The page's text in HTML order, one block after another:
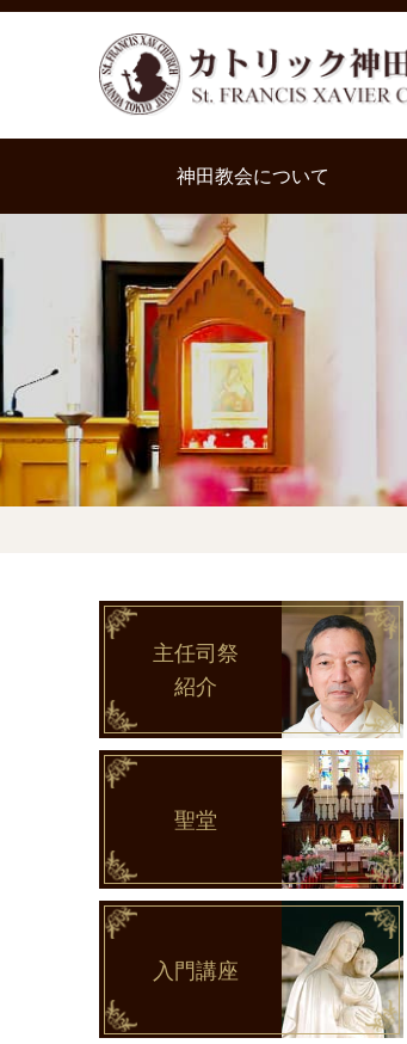
神田教会について
主任司祭
紹介
聖堂
入門講座